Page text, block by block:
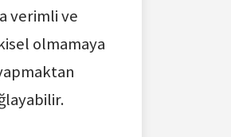
verimli ve
olmamaya